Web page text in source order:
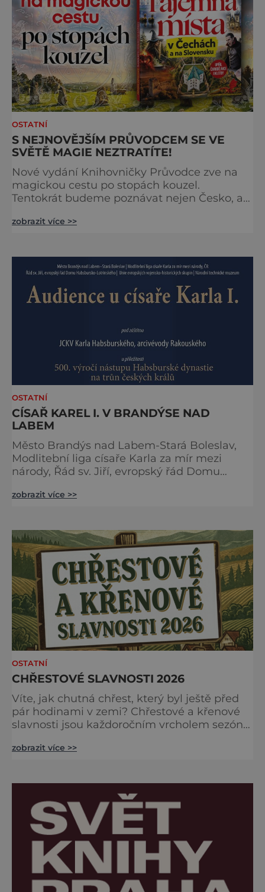
OSTATNÍ
S NEJNOVĚJŠÍM PRŮVODCEM SE VE
SVĚTĚ MAGIE NEZTRATÍTE!
Nové vydání Knihovničky Průvodce zve na
magickou cestu po stopách kouzel.
Tentokrát budeme poznávat nejen Česko, ale
že obě země jsou okouzlující, není pochyb,
pohled mohlo zdát. Která místa jsou tedy
spojena s kouzly a nadpřirozenem? Turistika
na koštěti Když temnou noc
zobrazit více >>
OSTATNÍ
CÍSAŘ KAREL I. V BRANDÝSE NAD
LABEM
Město Brandýs nad Labem-Stará Boleslav,
Modlitební liga císaře Karla za mír mezi
národy, Řád sv. Jiří, evropský řád Domu
vojensko-historických skupin a Národní
proběhne v sobotu 16. května v Brandýs nad
Labem-Staré Boleslavi. Akci již tradičně
zahájíme přivítáním historick
zobrazit více >>
OSTATNÍ
CHŘESTOVÉ SLAVNOSTI 2026
Víte, jak chutná chřest, který byl ještě před
pár hodinami v zemi? Chřestové a křenové
slavnosti jsou každoročním vrcholem sezóny,
společně oslavily „bílé a zelené zlato“
není jen o holandské omáčce. Ochutnáte
jemné krémov
zobrazit více >>